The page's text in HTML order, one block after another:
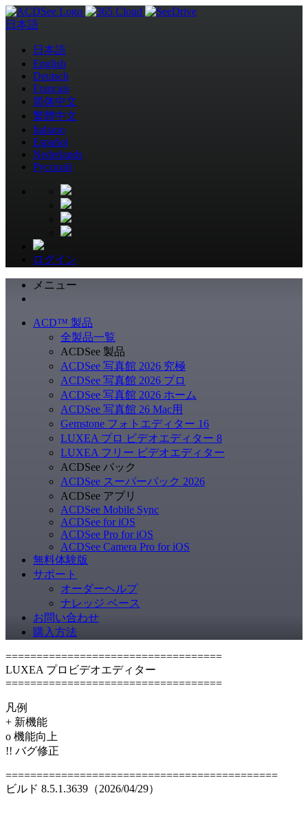
日本語
日本語
English
Deutsch
Français
简体中文
繁體中文
Italiano
Español
Nederlands
Pусский
ログイン
メニュー
ACD™ 製品
全製品一覧
ACDSee 製品
ACDSee 写真館 2026 究極
ACDSee 写真館 2026 プロ
ACDSee 写真館 2026 ホーム
ACDSee 写真館 26 Mac用
Gemstone フォトエディター 16
LUXEA プロ ビデオエディター 8
LUXEA フリー ビデオエディター
ACDSee パック
ACDSee スーパーパック 2026
ACDSee アプリ
ACDSee Mobile Sync
ACDSee for iOS
ACDSee Pro for iOS
ACDSee Camera Pro for iOS
無料体験版
サポート
オーダーヘルプ
ナレッジ ベース
お問い合わせ
購入方法
===================================
LUXEA プロビデオエディター
===================================
凡例
+ 新機能
o 機能向上
!! バグ修正
============================================
ビルド 8.5.1.3639（2026/04/29）